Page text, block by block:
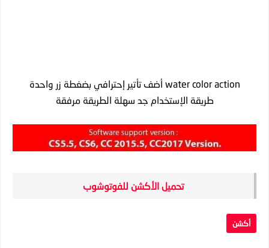
water color action أضف تأتير إحترافي بضغطة زر واحدة
طريقة الإستخدام جد سهلة الطريقة مرفقة
تحميل الأكشن للفوتوشوب
أكشن